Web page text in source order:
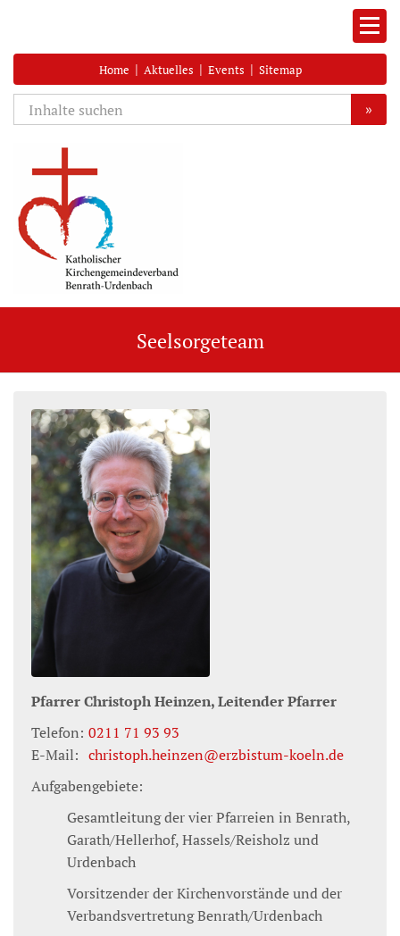
Home | Aktuelles | Events | Sitemap
»
Seelsorgeteam
PfarrerChristophHeinzen,Leitender Pfarrer
Telefon: 0211 71 93 93
E-Mail: christoph.heinzen@erzbistum-koeln.de
Aufgabengebiete:
Gesamtleitung der vier Pfarreien in Benrath,
Garath/Hellerhof, Hassels/Reisholz und
Urdenbach
Vorsitzender der Kirchenvorstände und der
Verbandsvertretung Benrath/Urdenbach